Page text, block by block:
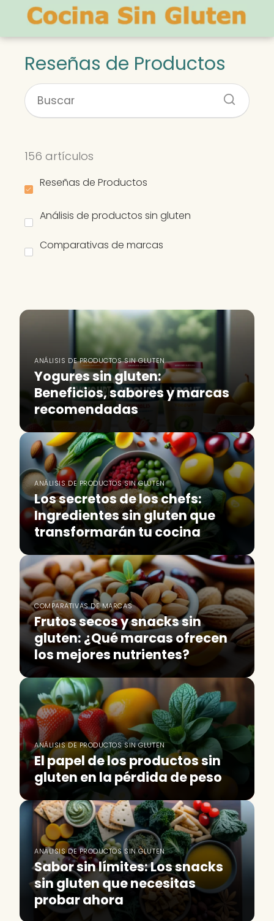
Reseñas de Productos
156 artículos
Reseñas de Productos
Análisis de productos sin gluten
Comparativas de marcas
ANÁLISIS DE PRODUCTOS SIN GLUTEN
Yogures sin gluten:
Beneficios, sabores y marcas
recomendadas
ANÁLISIS DE PRODUCTOS SIN GLUTEN
Los secretos de los chefs:
Ingredientes sin gluten que
transformarán tu cocina
COMPARATIVAS DE MARCAS
Frutos secos y snacks sin
gluten: ¿Qué marcas ofrecen
los mejores nutrientes?
ANÁLISIS DE PRODUCTOS SIN GLUTEN
El papel de los productos sin
gluten en la pérdida de peso
ANÁLISIS DE PRODUCTOS SIN GLUTEN
Sabor sin límites: Los snacks
sin gluten que necesitas
probar ahora